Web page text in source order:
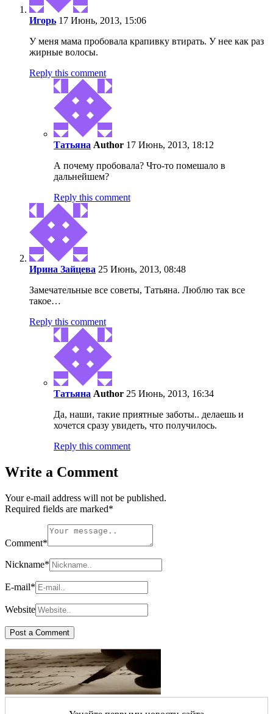
Игopь 17 Июнь, 2013, 15:06
У меня мама пробовала крапивку втирать. У нее как раз
жирные волосы.
Reply this comment
Татьяна Author 17 Июнь, 2013, 18:12
А почему пробовала? Что-то помешало в
дальнейшем?
Reply this comment
Ирина Зайцева 25 Июнь, 2013, 08:48
Замечательные все советы, Татьяна. Люблю так все
такое…
Reply this comment
Татьяна Author 25 Июнь, 2013, 16:34
Да, наши, такие приятные заботы.. делаешь и
хочется сразу увидеть, что получилось.
Reply this comment
Write a Comment
Your e-mail address will not be published.
Required fields are marked*
Comment*
Nickname*
E-mail*
Website